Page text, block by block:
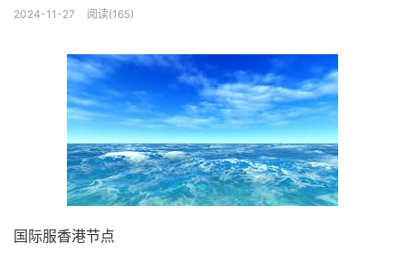
2024-11-27 阅读(165)
国际服香港节点